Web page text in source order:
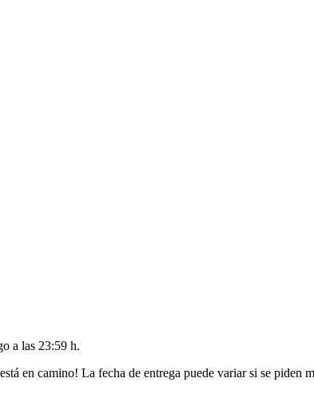
a las 23:59 h.
en camino! La fecha de entrega puede variar si se piden